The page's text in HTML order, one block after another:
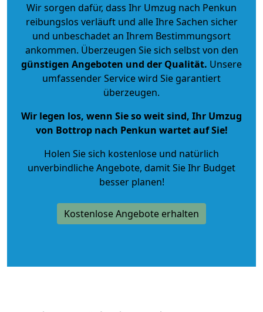
Wir sorgen dafür, dass Ihr Umzug nach Penkun
reibungslos verläuft und alle Ihre Sachen sicher
und unbeschadet an Ihrem Bestimmungsort
ankommen. Überzeugen Sie sich selbst von den
günstigen Angeboten und der Qualität. Unsere
umfassender Service wird Sie garantiert
überzeugen.
Wir legen los, wenn Sie so weit sind, Ihr Umzug
von Bottrop nach Penkun wartet auf Sie!
Holen Sie sich kostenlose und natürlich
unverbindliche Angebote, damit Sie Ihr Budget
besser planen!
Kostenlose Angebote erhalten